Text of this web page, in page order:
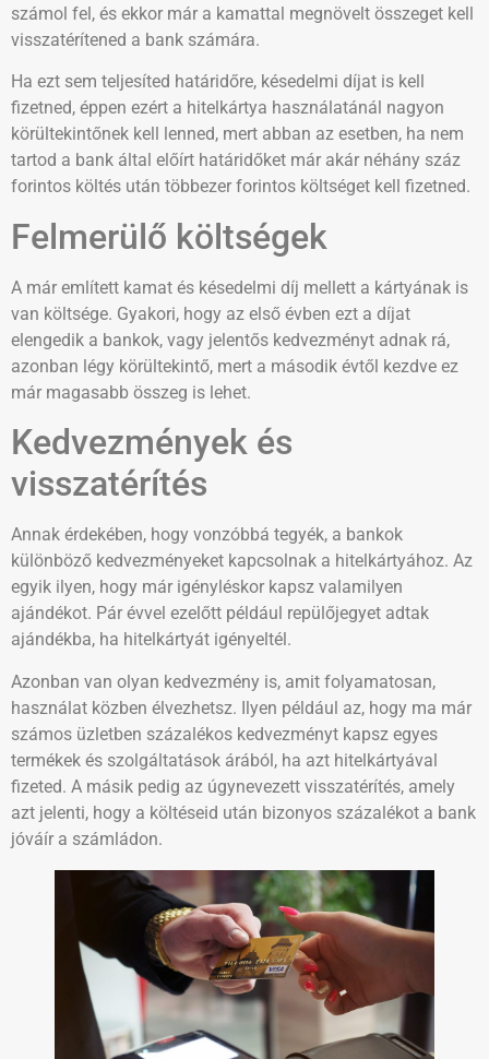
számol fel, és ekkor már a kamattal megnövelt összeget kell
visszatérítened a bank számára.
Ha ezt sem teljesíted határidőre, késedelmi díjat is kell
fizetned, éppen ezért a hitelkártya használatánál nagyon
körültekintőnek kell lenned, mert abban az esetben, ha nem
tartod a bank által előírt határidőket már akár néhány száz
forintos költés után többezer forintos költséget kell fizetned.
Felmerülő költségek
A már említett kamat és késedelmi díj mellett a kártyának is
van költsége. Gyakori, hogy az első évben ezt a díjat
elengedik a bankok, vagy jelentős kedvezményt adnak rá,
azonban légy körültekintő, mert a második évtől kezdve ez
már magasabb összeg is lehet.
Kedvezmények és
visszatérítés
Annak érdekében, hogy vonzóbbá tegyék, a bankok
különböző kedvezményeket kapcsolnak a hitelkártyához. Az
egyik ilyen, hogy már igényléskor kapsz valamilyen
ajándékot. Pár évvel ezelőtt például repülőjegyet adtak
ajándékba, ha hitelkártyát igényeltél.
Azonban van olyan kedvezmény is, amit folyamatosan,
használat közben élvezhetsz. Ilyen például az, hogy ma már
számos üzletben százalékos kedvezményt kapsz egyes
termékek és szolgáltatások árából, ha azt hitelkártyával
fizeted. A másik pedig az úgynevezett visszatérítés, amely
azt jelenti, hogy a költéseid után bizonyos százalékot a bank
jóváír a számládon.